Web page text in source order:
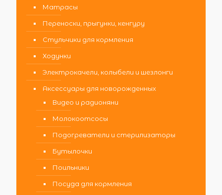
Матрасы
Переноски, прыгунки, кенгуру
Стульчики для кормления
Ходунки
Электрокачели, колыбели и шезлонги
Аксессуары для новорожденных
Видео и радионяни
Молокоотсосы
Подогреватели и стерилизаторы
Бутылочки
Поильники
Посуда для кормления